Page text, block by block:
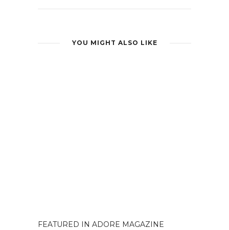
YOU MIGHT ALSO LIKE
FEATURED IN ADORE MAGAZINE